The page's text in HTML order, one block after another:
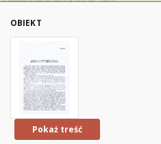
OBIEKT
Pokaż treść